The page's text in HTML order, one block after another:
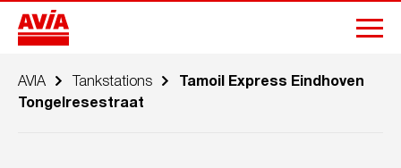
AVIA Tankstations
Tamoil Express Eindhoven
Tongelresestraat